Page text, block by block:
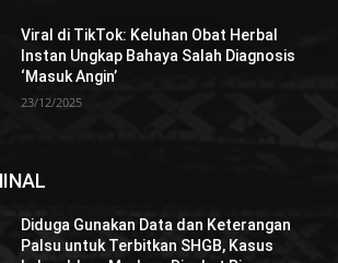
Viral di TikTok: Keluhan Obat Herbal
Instan Ungkap Bahaya Salah Diagnosis
‘Masuk Angin’
23/12/2025
Diduga Gunakan Data dan Keterangan
Palsu untuk Terbitkan SHGB, Kasus